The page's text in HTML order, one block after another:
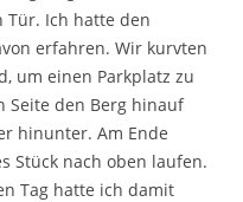
Tür. Ich hatte den
erfahren. Wir kurvten
um einen Parkplatz zu
Seite den Berg hinauf
hinunter. Am Ende
Stück nach oben laufen.
Tag hatte ich damit